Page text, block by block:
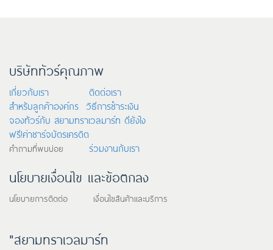
บริษัททัวร์คุณภาพ
เกี่ยวกับเรา
ติดต่อเรา
สำหรับลูกค้าองค์กร วิธีการชำระเงิน
จองทัวร์กับ สยามทราเวลมาร์ท ดียังไง
ฟรี!ค่าชาร์จบัตรเครดิต
คำถามที่พบบ่อย ร่วมงานกับเรา
นโยบายเงื่อนไข และข้อตกลง
นโยบายการติดต่อ เงื่อนไขสินค้าและบริการ
"สยามทราเวลมาร์ท